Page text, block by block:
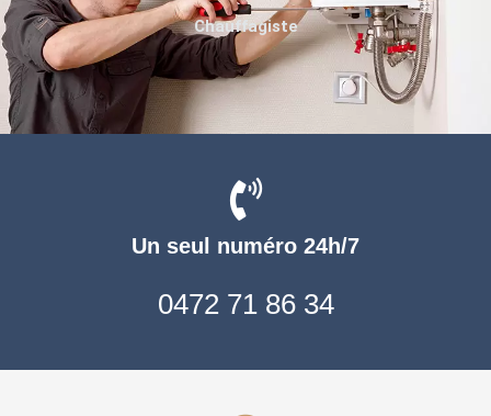
Un seul numéro 24h/7
0472 71 86 34
Chauffagiste